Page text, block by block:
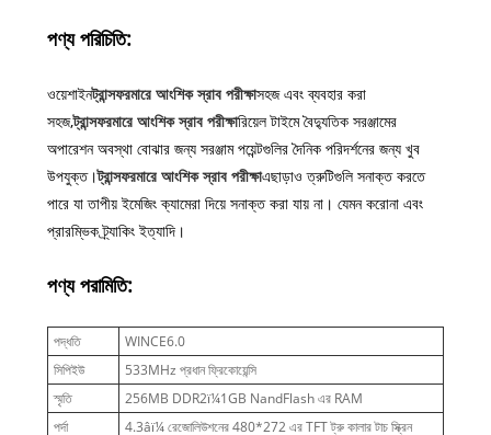
পণ্য পরিচিতি:
ওয়েশাইনট্রান্সফরমারে আংশিক স্রাব পরীক্ষাসহজ এবং ব্যবহার করা
সহজ,ট্রান্সফরমারে আংশিক স্রাব পরীক্ষারিয়েল টাইমে বৈদ্যুতিক সরঞ্জামের
অপারেশন অবস্থা বোঝার জন্য সরঞ্জাম পয়েন্টগুলির দৈনিক পরিদর্শনের জন্য খুব
উপযুক্ত।ট্রান্সফরমারে আংশিক স্রাব পরীক্ষাএছাড়াও ত্রুটিগুলি সনাক্ত করতে
পারে যা তাপীয় ইমেজিং ক্যামেরা দিয়ে সনাক্ত করা যায় না। যেমন করোনা এবং
প্রারম্ভিক ট্র্যাকিং ইত্যাদি।
পণ্য পরামিতি:
পদ্ধতি
WINCE6.0
সিপিইউ
533MHz প্রধান ফ্রিকোয়েন্সি
স্মৃতি
256MB DDR2ï¼1GB NandFlash এর RAM
পর্দা
4.3âï¼ রেজোলিউশনের 480*272 এর TFT ট্রু কালার টাচ স্ক্রিন